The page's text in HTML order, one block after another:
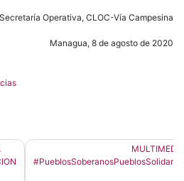
Secretaría Operativa, CLOC-Vía Campesina
Managua, 8 de agosto de 2020
MULTIMEDIA
#PueblosSoberanosPueblosSolidarios